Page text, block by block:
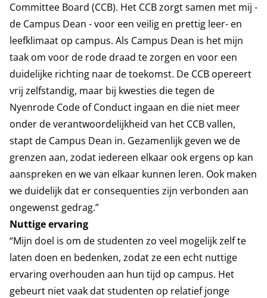
Committee Board (CCB). Het CCB zorgt samen met mij -
de Campus Dean - voor een veilig en prettig leer- en
leefklimaat op campus. Als Campus Dean is het mijn
taak om voor de rode draad te zorgen en voor een
duidelijke richting naar de toekomst. De CCB opereert
vrij zelfstandig, maar bij kwesties die tegen de
Nyenrode Code of Conduct ingaan en die niet meer
onder de verantwoordelijkheid van het CCB vallen,
stapt de Campus Dean in. Gezamenlijk geven we de
grenzen aan, zodat iedereen elkaar ook ergens op kan
aanspreken en we van elkaar kunnen leren. Ook maken
we duidelijk dat er consequenties zijn verbonden aan
ongewenst gedrag.”
Nuttige ervaring
“Mijn doel is om de studenten zo veel mogelijk zelf te
laten doen en bedenken, zodat ze een echt nuttige
ervaring overhouden aan hun tijd op campus. Het
gebeurt niet vaak dat studenten op relatief jonge